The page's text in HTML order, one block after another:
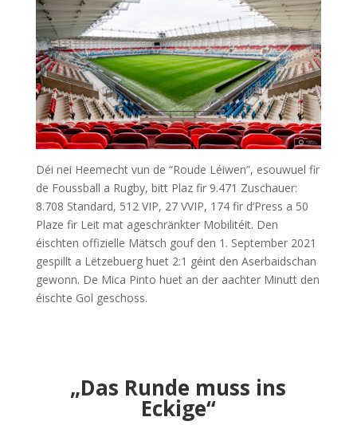
Déi nei Heemecht vun de “Roude Léiwen”, esouwuel fir
de Foussball a Rugby, bitt Plaz fir 9.471 Zuschauer:
8.708 Standard, 512 VIP, 27 VVIP, 174 fir d’Press a 50
Plaze fir Leit mat ageschränkter Mobilitéit. Den
éischten offizielle Mätsch gouf den 1. September 2021
gespillt a Lëtzebuerg huet 2:1 géint den Aserbaidschan
gewonn. De Mica Pinto huet an der aachter Minutt den
éischte Gol geschoss.
„Das Runde muss ins
Eckige“